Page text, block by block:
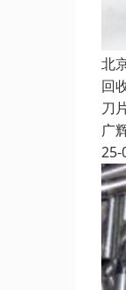
北
回
刀
广
25-